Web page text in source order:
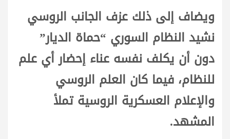
ويضاف إلى ذلك عزف الجانب الروسي
نشيد النظام السوري “حماة الديار”
دون أن يكلف نفسه عناء إحضار أي علم
للنظام، فيما كان العلم الروسي
والإعلام العسكرية الروسية تملأ
المشهد.